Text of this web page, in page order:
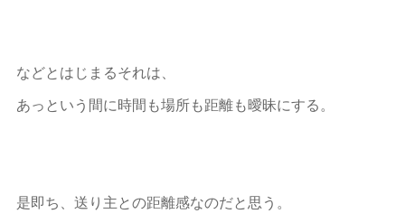
などとはじまるそれは、
あっという間に時間も場所も距離も曖昧にする。
是即ち、送り主との距離感なのだと思う。